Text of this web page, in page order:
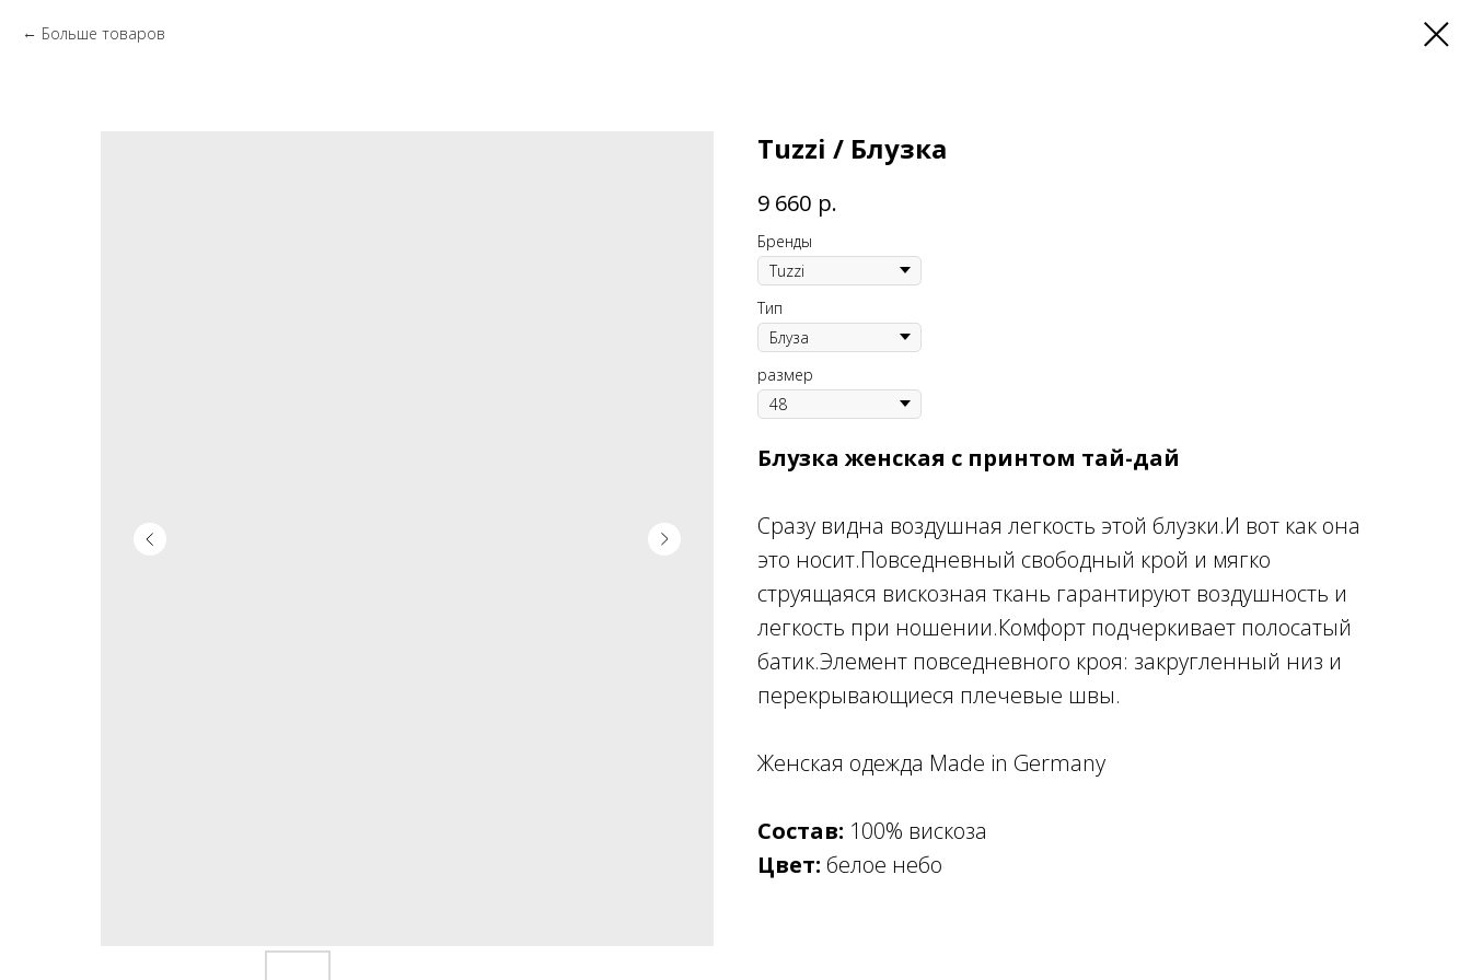
Больше товаров
Tuzzi / Блузка
9 660 р.
Бренды
Тип
размер
Блузка женская с принтом тай-дай
Сразу видна воздушная легкость этой блузки.И вот как она
это носит.Повседневный свободный крой и мягко
струящаяся вискозная ткань гарантируют воздушность и
легкость при ношении.Комфорт подчеркивает полосатый
батик.Элемент повседневного кроя: закругленный низ и
перекрывающиеся плечевые швы.
Женская одежда Made in Germany
Состав: 100% вискоза
Цвет: белое небо